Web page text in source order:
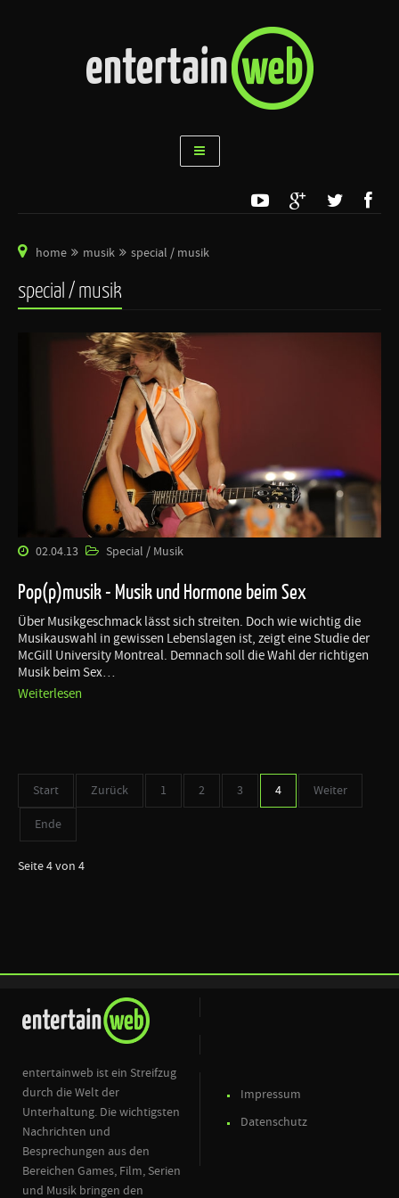
home musik special / musik
special / musik
02.04.13 Special / Musik
Pop(p)musik - Musik und Hormone beim Sex
Über Musikgeschmack lässt sich streiten. Doch wie wichtig die
Musikauswahl in gewissen Lebenslagen ist, zeigt eine Studie der
McGill University Montreal. Demnach soll die Wahl der richtigen
Musik beim Sex…
Weiterlesen
Start Zurück 1 2 3 4 Weiter
Ende
Seite 4 von 4
entertainweb ist ein Streifzug
durch die Welt der
Unterhaltung. Die wichtigsten
Nachrichten und
Besprechungen aus den
Bereichen Games, Film, Serien
und Musik bringen den
Impressum
Datenschutz